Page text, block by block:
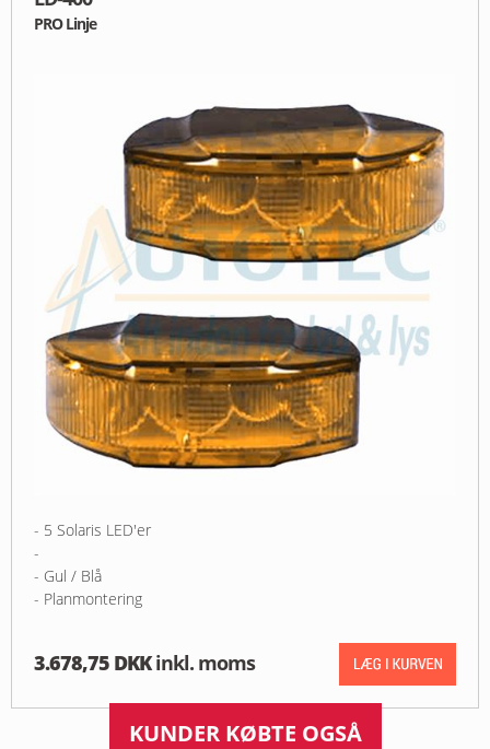
PRO Linje
- 5 Solaris LED'er
-
- Gul / Blå
- Planmontering
3.678,75 DKK inkl. moms
KUNDER KØBTE OGSÅ